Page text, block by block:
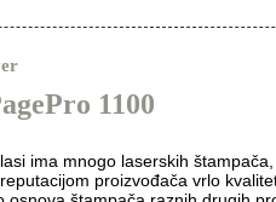
1100
ima mnogo laserskih
proizvođača vrlo